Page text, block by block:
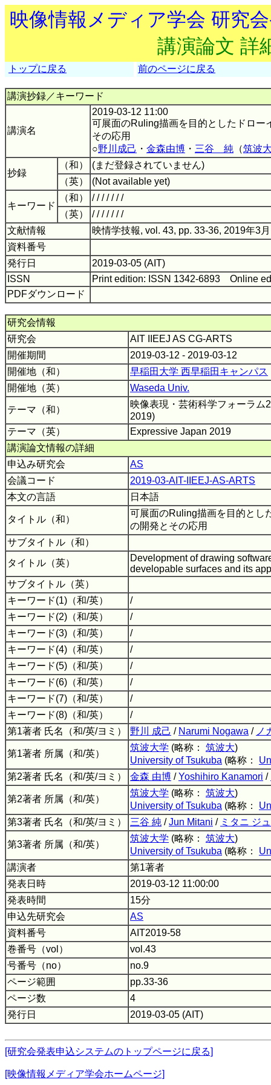
映像情報メディア学会 研究
講演論文 詳
トップに戻る 前のページに戻る
講演抄録／キーワード
講演名
2019-03-12 11:00
可展面のRuling描画を目的としたドロー
その応用
○野川成己 ・ 金森由博 ・ 三谷 純 （筑波
抄録
（和）
(まだ登録されていません)
（英）
(Not available yet)
キーワード
（和）
/ / / / / / /
（英）
/ / / / / / /
文献情報
映情学技報, vol. 43, pp. 33-36, 2019年3
資料番号
発行日
2019-03-05 (AIT)
ISSN
Print edition: ISSN 1342-6893 Online
PDFダウンロード
研究会情報
研究会
AIT IIEEJ AS CG-ARTS
開催期間
2019-03-12 - 2019-03-12
開催地（和）
早稲田大学 西早稲田キャンパス
開催地（英）
Waseda Univ.
テーマ（和）
映像表現・芸術科学フォーラム
2019)
テーマ（英）
Expressive Japan 2019
講演論文情報の詳細
申込み研究会
AS
会議コード
2019-03-AIT-IIEEJ-AS-ARTS
本文の言語
日本語
タイトル（和）
可展面のRuling描画を目的とし
の開発とその応用
サブタイトル（和）
タイトル（英）
Development of drawing
developable surfaces and its
サブタイトル（英）
キーワード(1)（和/英）
/
キーワード(2)（和/英）
/
キーワード(3)（和/英）
/
キーワード(4)（和/英）
/
キーワード(5)（和/英）
/
キーワード(6)（和/英）
/
キーワード(7)（和/英）
/
キーワード(8)（和/英）
/
第1著者 氏名（和/英/ヨミ）
野川 成己 / Narumi Nogawa / ノ
第1著者 所属（和/英）
筑波大学 (略称： 筑波大)
University of Tsukuba (略称：
第2著者 氏名（和/英/ヨミ）
金森 由博 /Yoshihiro Kanamori /
第2著者 所属（和/英）
筑波大学 (略称： 筑波大)
University of Tsukuba (略称：
第3著者 氏名（和/英/ヨミ）
三谷 純 /Jun Mitani / ミタニ ジ
第3著者 所属（和/英）
筑波大学 (略称： 筑波大)
University of Tsukuba (略称：
講演者
第1著者
発表日時
2019-03-12 11:00:00
発表時間
15分
申込先研究会
AS
資料番号
AIT2019-58
巻番号（vol）
vol.43
号番号（no）
no.9
ページ範囲
pp.33-36
ページ数
4
発行日
2019-03-05 (AIT)
[研究会発表申込システムのトップページに戻る]
[映像情報メディア学会ホームページ]